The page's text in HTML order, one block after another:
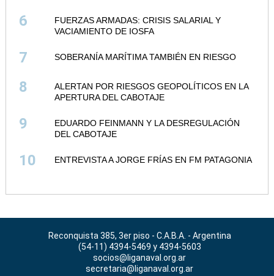
6
FUERZAS ARMADAS: CRISIS SALARIAL Y
VACIAMIENTO DE IOSFA
7 SOBERANÍA MARÍTIMA TAMBIÉN EN RIESGO
8
ALERTAN POR RIESGOS GEOPOLÍTICOS EN LA
APERTURA DEL CABOTAJE
9
EDUARDO FEINMANN Y LA DESREGULACIÓN
DEL CABOTAJE
10 ENTREVISTA A JORGE FRÍAS EN FM PATAGONIA
Reconquista 385, 3er piso - C.A.B.A. - Argentina
(54-11) 4394-5469 y 4394-5603
socios@liganaval.org.ar
secretaria@liganaval.org.ar